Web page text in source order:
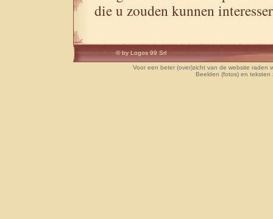
die u zouden kunnen
© by Logos 99 Srl
Voor een beter (over)zicht van de website raden
Beelden (fotos) en teksten